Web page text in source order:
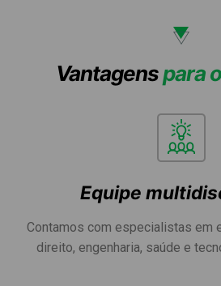
Vantagenspara
Equipe
Contamos com especialistas em
direito, engenharia, saúde e